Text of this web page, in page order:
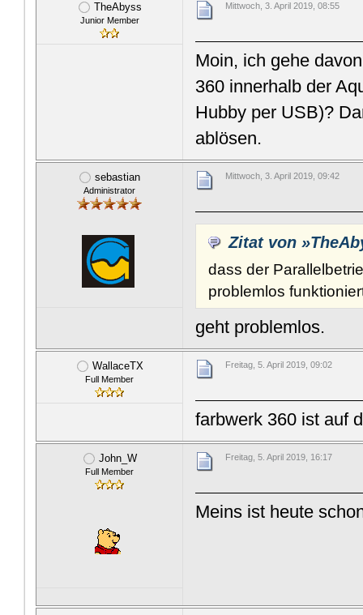
TheAbyss
Junior Member
Mittwoch, 3. April 2019, 08:55
Moin, ich gehe
360 innerhalb der
Hubby per USB)?
ablösen.
sebastian
Administrator
Mittwoch, 3. April 2019, 09:42
Zitat von
dass der
problemlos
geht problemlos.
WallaceTX
Full Member
Freitag, 5. April 2019, 09:02
farbwerk 360 ist auf
John_W
Full Member
Freitag, 5. April 2019, 16:17
Meins ist heute